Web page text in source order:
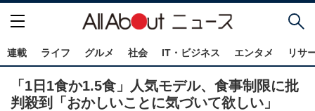
連載 ライフ グルメ 社会 IT・ビジネス エンタメ リサ
「1日1食か1.5食」人気モデル、食事制限に批
判殺到「おかしいことに気づいて欲しい」